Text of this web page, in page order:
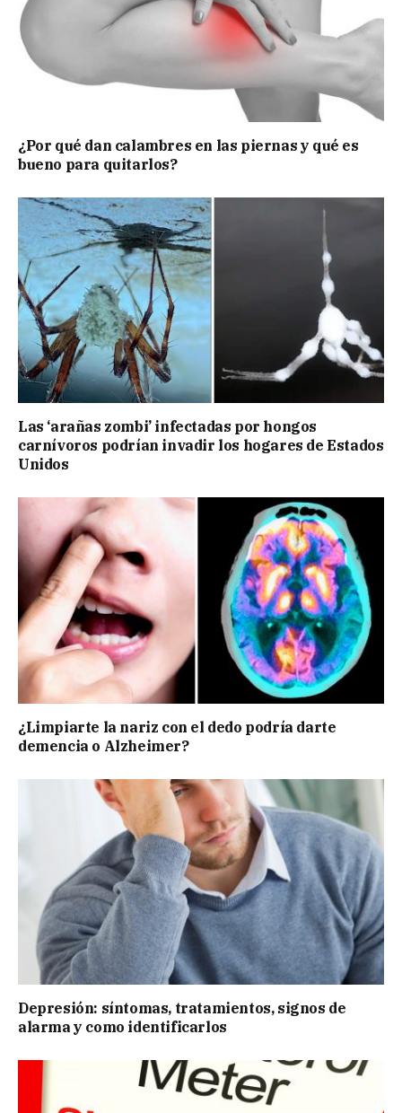
¿Por qué dan calambres en las piernas y qué es
bueno para quitarlos?
Las ‘arañas zombi’ infectadas por hongos
carnívoros podrían invadir los hogares de Estados
Unidos
¿Limpiarte la nariz con el dedo podría darte
demencia o Alzheimer?
Depresión: síntomas, tratamientos, signos de
alarma y como identificarlos